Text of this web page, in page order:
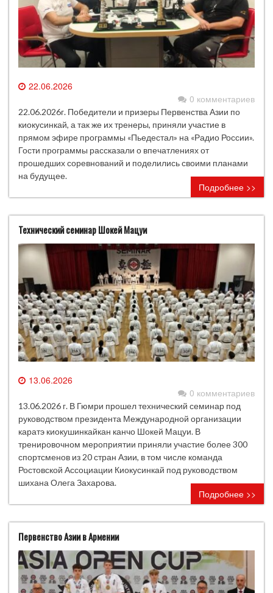
22.06.2026
0 комментариев
22.06.2026г. Победители и призеры Первенства Азии по
киокусинкай, а так же их тренеры, приняли участие в
прямом эфире программы «Пьедестал» на «Радио России».
Гости программы рассказали о впечатлениях от
прошедших соревнований и поделились своими планами
на будущее.
Подробнее >>
Технический семинар Шокей Мацуи
13.06.2026
0 комментариев
13.06.2026 г. В Гюмри прошел технический семинар под
руководством президента Международной организации
каратэ киокушинкайкан канчо Шокей Мацуи. В
тренировочном мероприятии приняли участие более 300
спортсменов из 20 стран Азии, в том числе команда
Ростовской Ассоциации Киокусинкай под руководством
шихана Олега Захарова.
Подробнее >>
Первенство Азии в Армении